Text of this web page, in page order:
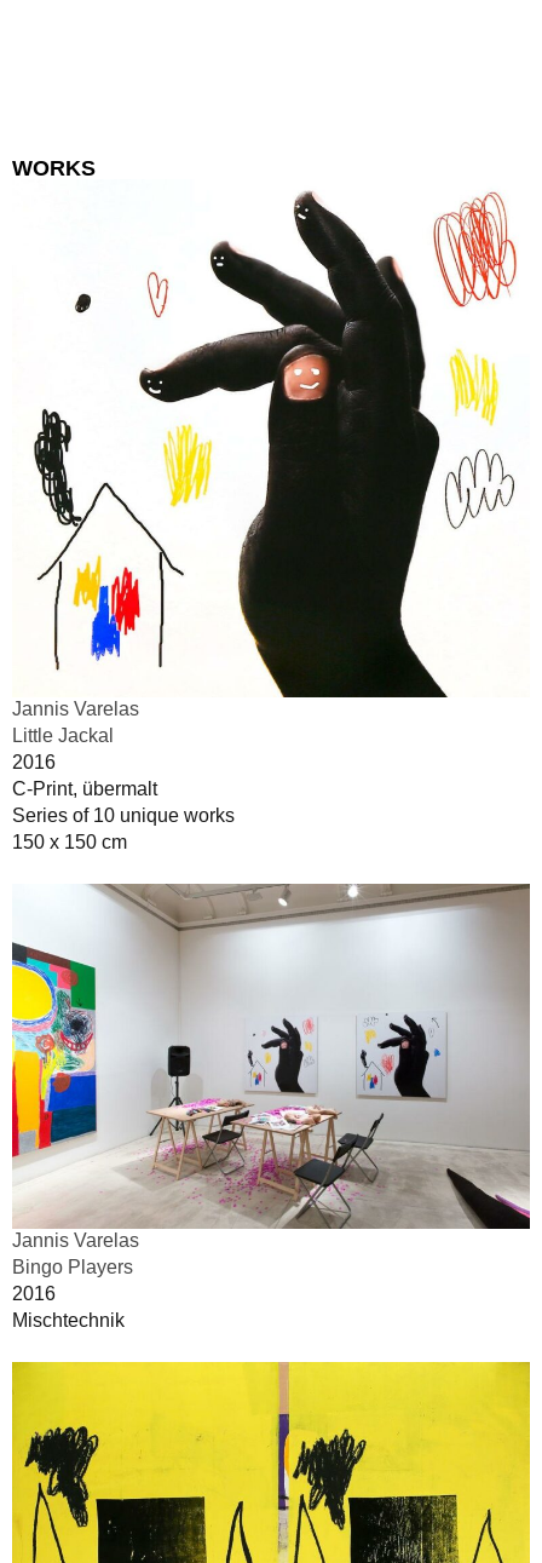
WORKS
Jannis Varelas
Little Jackal
2016
C-Print, übermalt
Series of 10 unique works
150 x 150 cm
Jannis Varelas
Bingo Players
2016
Mischtechnik